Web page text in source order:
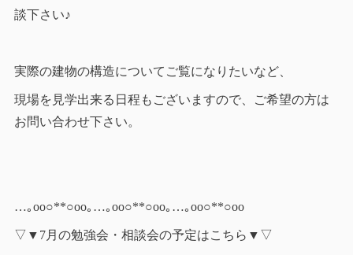
談下さい♪
実際の建物の構造についてご覧になりたいなど、
現場を見学出来る日程もございますので、ご希望の方は
お問い合わせ下さい。
…｡oо○**○оo｡…｡oо○**○оo｡…｡oо○**○оo
▽▼7月の勉強会・相談会の予定はこちら▼▽